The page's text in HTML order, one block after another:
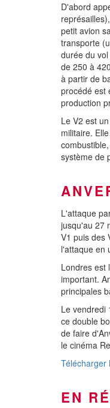
D'abord
petit avion
transporte
durée du
de 250 à
à partir de
procédé est
production
Le V2 est
militaire.
système de
L'attaque
jusqu'au 27
V1 puis des
l'attaque en
Londres est
important.
principales
Le vendredi
ce double
de faire
le cinéma
Télécharger
EN